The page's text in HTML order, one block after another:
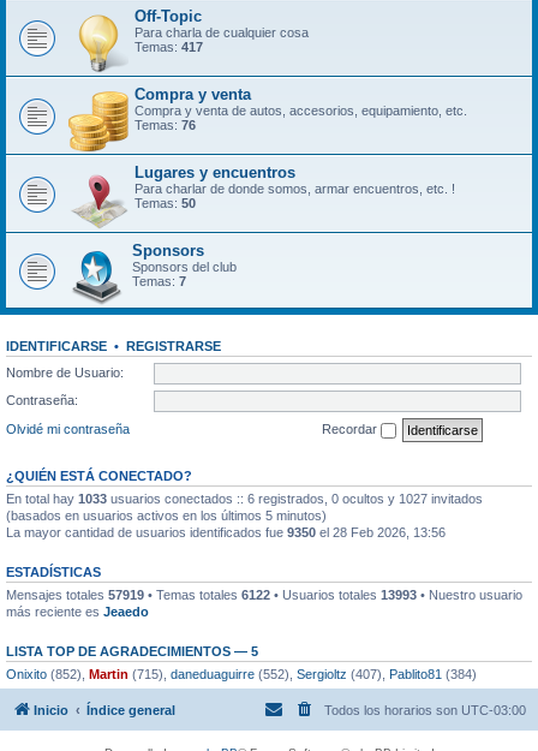
Off-Topic
Para charla de cualquier cosa
Temas: 417
Compra y venta
Compra y venta de autos, accesorios, equipamiento, etc.
Temas: 76
Lugares y encuentros
Para charlar de donde somos, armar encuentros, etc. !
Temas: 50
Sponsors
Sponsors del club
Temas: 7
IDENTIFICARSE • REGISTRARSE
Nombre de Usuario:
Contraseña:
Olvidé mi contraseña
Recordar
¿QUIÉN ESTÁ CONECTADO?
En total hay 1033 usuarios conectados :: 6 registrados, 0 ocultos y 1027 invitados
(basados en usuarios activos en los últimos 5 minutos)
La mayor cantidad de usuarios identificados fue 9350 el 28 Feb 2026, 13:56
ESTADÍSTICAS
Mensajes totales 57919 • Temas totales 6122 • Usuarios totales 13993 • Nuestro usuario
más reciente es Jeaedo
LISTA TOP DE AGRADECIMIENTOS — 5
Onixito (852), Martin (715), daneduaguirre (552), Sergioltz (407), Pablito81 (384)
Inicio Índice general Todos los horarios son UTC-03:00